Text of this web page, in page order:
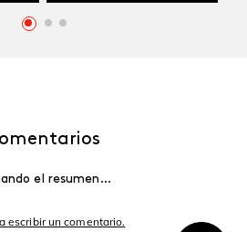
el resumen…
escribir un comentario.